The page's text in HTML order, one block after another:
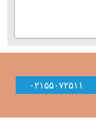
۰۲۱۵۵۰۷۲۵۱۱